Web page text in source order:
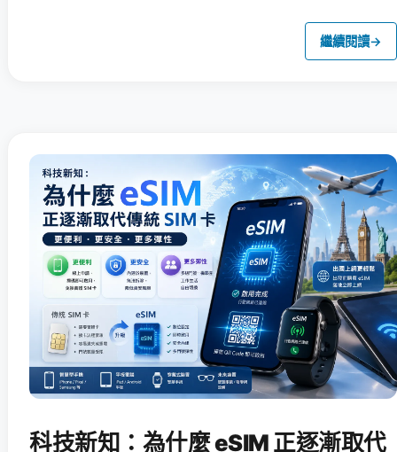
繼續閱讀→
科技新知：為什麼 eSIM 正逐漸取代